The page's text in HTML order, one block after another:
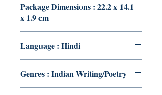
Package Dimensions : 22.2 x 14.1
x 1.9 cm
Language : Hindi
Genres : Indian Writing/Poetry